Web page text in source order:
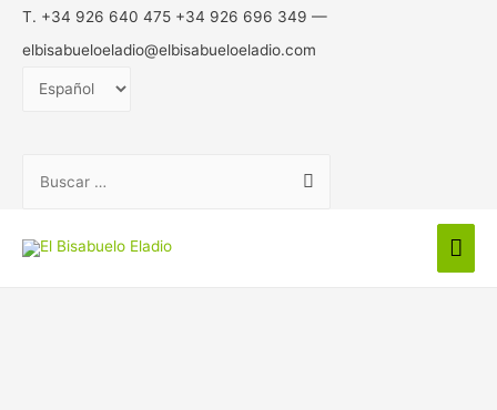
T. +34 926 640 475 +34 926 696 349 —
elbisabueloeladio@elbisabueloeladio.com
Elegir